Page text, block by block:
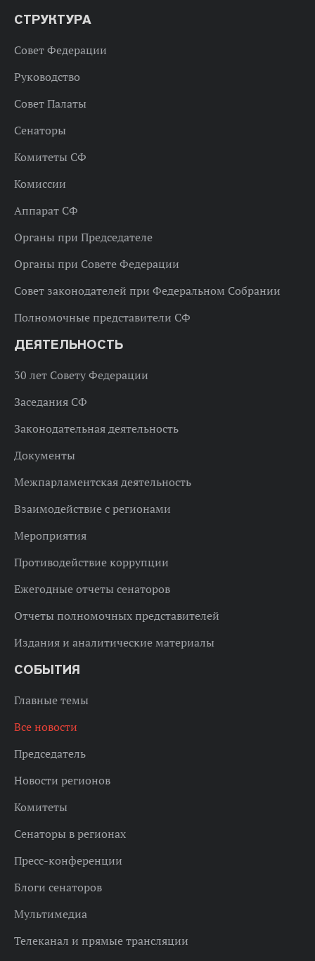
СТРУКТУРА
Совет Федерации
Руководство
Совет Палаты
Сенаторы
Комитеты СФ
Комиссии
Аппарат СФ
Органы при Председателе
Органы при Совете Федерации
Совет законодателей при Федеральном Собрании
Полномочные представители СФ
ДЕЯТЕЛЬНОСТЬ
30 лет Совету Федерации
Заседания СФ
Законодательная деятельность
Документы
Межпарламентская деятельность
Взаимодействие с регионами
Мероприятия
Противодействие коррупции
Ежегодные отчеты сенаторов
Отчеты полномочных представителей
Издания и аналитические материалы
СОБЫТИЯ
Главные темы
Все новости
Председатель
Новости регионов
Комитеты
Сенаторы в регионах
Пресс-конференции
Блоги сенаторов
Мультимедиа
Телеканал и прямые трансляции